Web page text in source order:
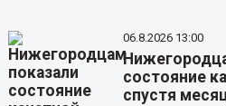
06.8.2026 13:00
состояние
спустя